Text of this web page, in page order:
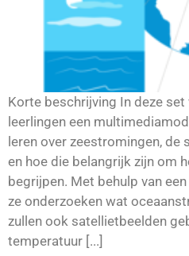
Korte beschrijving In deze
leerlingen een
leren over zeestromingen, de
en hoe die belangrijk zijn om
begrijpen. Met behulp van
ze onderzoeken wat
zullen ook satellietbeelden
temperatuur [...]